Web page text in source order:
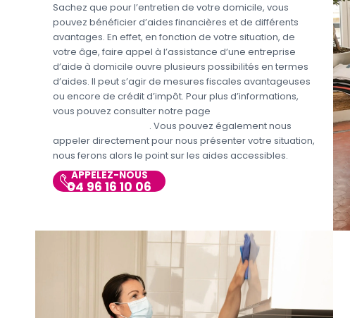
Sachez que pour l’entretien de votre domicile, vous
pouvez bénéficier d’aides financières et de différents
avantages. En effet, en fonction de votre situation, de
votre âge, faire appel à l’assistance d’une entreprise
d’aide à domicile ouvre plusieurs possibilités en termes
d’aides. Il peut s’agir de mesures fiscales avantageuses
ou encore de crédit d’impôt. Pour plus d’informations,
vous pouvez consulter notre page
. Vous pouvez également nous
appeler directement pour nous présenter votre situation,
nous ferons alors le point sur les aides accessibles.
APPELEZ-NOUS
04 96 16 10 06